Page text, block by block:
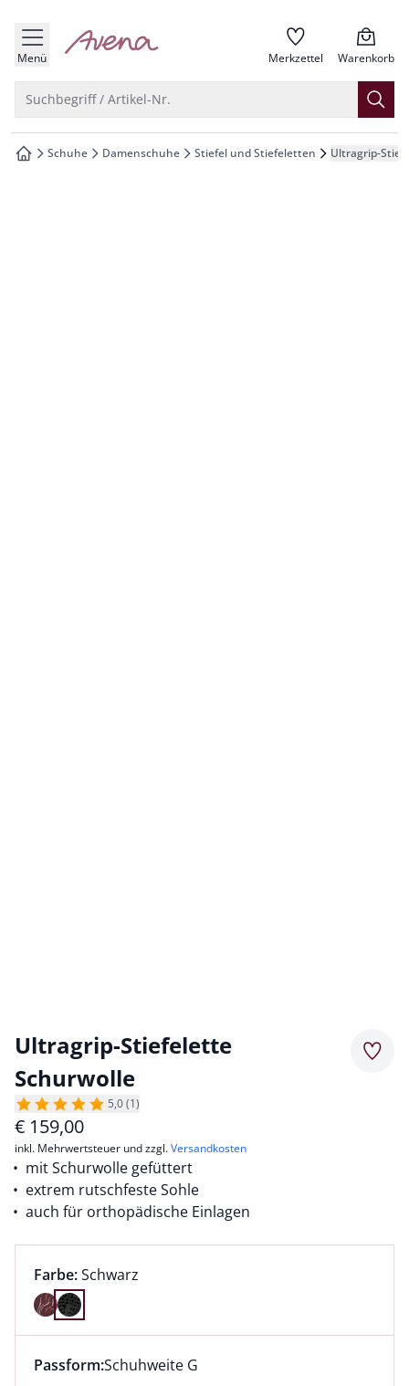
springen
springen
springen
springen
Menü zur Startseite Merkzettel Warenkorb
Suchbegriff / Artikel-Nr.
zur Startseite
Schuhe Damenschuhe Stiefel und Stiefeletten Ultragrip-
Ultragrip-Stiefelette
Schurwolle
5,0 (1)
€ 159,00
inkl. Mehrwertsteuer und zzgl.Versandkosten
mit Schurwolle gefüttert
extrem rutschfeste Sohle
auch für orthopädische Einlagen
Farbauswahl:
Farbe:aktuell ausgewählt:
Schwarz
Farbe Schwarz ausgewählt
Dieser Artikel hat die Passform Schuhweite G. für
Passform:Schuhweite G